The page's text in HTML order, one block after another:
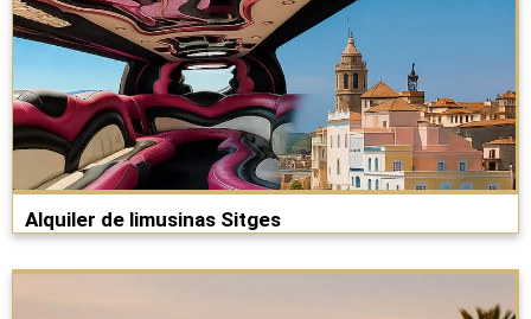
Alquiler de limusinas Sitges